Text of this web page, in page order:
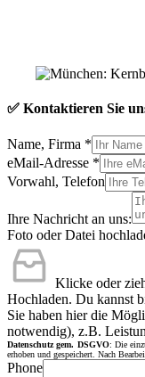
✅ Kontaktieren Sie
Name, Firma *
eMail-Adresse *
Vorwahl, Telefon
Ihre Nachricht an uns:
Foto oder Datei
Klicke oder
Hochladen. Du kannst
Sie haben hier die
notwendig), z.B.
Datenschutz gem. DSGVO: Die
erhoben und gespeichert. Nach
Phone